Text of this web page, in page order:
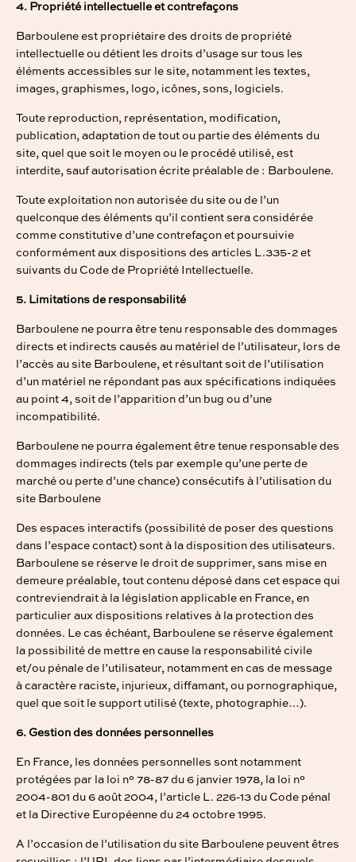
4. Propriété intellectuelle et contrefaçons
Barboulene est propriétaire des droits de propriété
intellectuelle ou détient les droits d’usage sur tous les
éléments accessibles sur le site, notamment les textes,
images, graphismes, logo, icônes, sons, logiciels.
Toute reproduction, représentation, modification,
publication, adaptation de tout ou partie des éléments du
site, quel que soit le moyen ou le procédé utilisé, est
interdite, sauf autorisation écrite préalable de : Barboulene.
Toute exploitation non autorisée du site ou de l’un
quelconque des éléments qu’il contient sera considérée
comme constitutive d’une contrefaçon et poursuivie
conformément aux dispositions des articles L.335-2 et
suivants du Code de Propriété Intellectuelle.
5. Limitations de responsabilité
Barboulene ne pourra être tenu responsable des dommages
directs et indirects causés au matériel de l’utilisateur, lors de
l’accès au site Barboulene, et résultant soit de l’utilisation
d’un matériel ne répondant pas aux spécifications indiquées
au point 4, soit de l’apparition d’un bug ou d’une
incompatibilité.
Barboulene ne pourra également être tenue responsable des
dommages indirects (tels par exemple qu’une perte de
marché ou perte d’une chance) consécutifs à l’utilisation du
site Barboulene
Des espaces interactifs (possibilité de poser des questions
dans l’espace contact) sont à la disposition des utilisateurs.
Barboulene se réserve le droit de supprimer, sans mise en
demeure préalable, tout contenu déposé dans cet espace qui
contreviendrait à la législation applicable en France, en
particulier aux dispositions relatives à la protection des
données. Le cas échéant, Barboulene se réserve également
la possibilité de mettre en cause la responsabilité civile
et/ou pénale de l’utilisateur, notamment en cas de message
à caractère raciste, injurieux, diffamant, ou pornographique,
quel que soit le support utilisé (texte, photographie…).
6. Gestion des données personnelles
En France, les données personnelles sont notamment
protégées par la loi n° 78-87 du 6 janvier 1978, la loi n°
2004-801 du 6 août 2004, l’article L. 226-13 du Code pénal
et la Directive Européenne du 24 octobre 1995.
A l’occasion de l’utilisation du site Barboulene peuvent êtres